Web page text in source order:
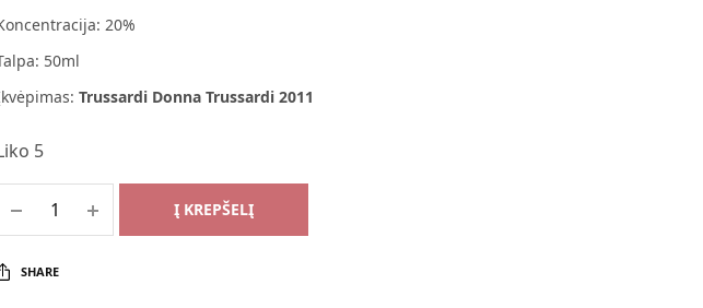
20%
50ml
Trussardi Donna Trussardi 2011
5
Į KREPŠELĮ
SHARE